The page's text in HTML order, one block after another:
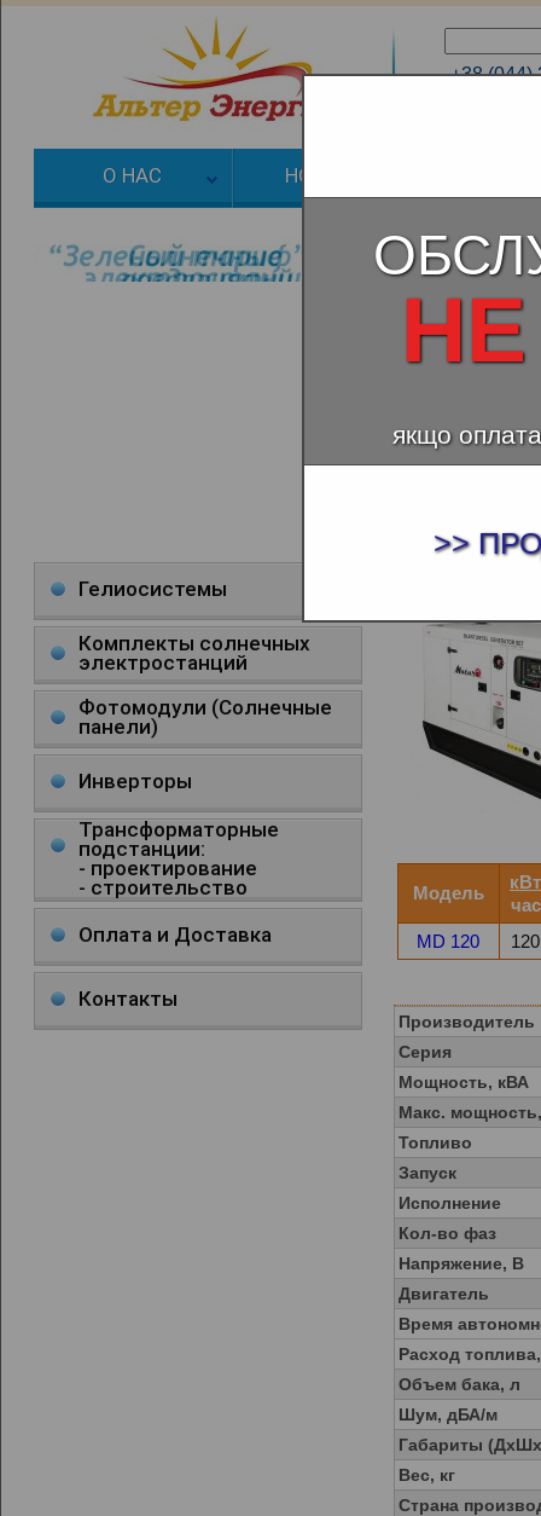
+38 (044)
О НАС НОВОСТИ
Гелиосистемы
Комплекты солнечных
электростанций
Фотомодули (Солнечные
панели)
Инверторы
Трансформаторные
подстанции:
- проектирование
- строительство
Оплата и Доставка
Контакты
Модель
кВт
час
MD 120
120
Производитель
Серия
Мощность, кВА
Макс.
Топливо
Запуск
Исполнение
Кол-во фаз
Напряжение, В
Двигатель
Время
Расход
Объем бака, л
Шум, дБА/м
Габариты
Вес, кг
Страна
якщо
>>